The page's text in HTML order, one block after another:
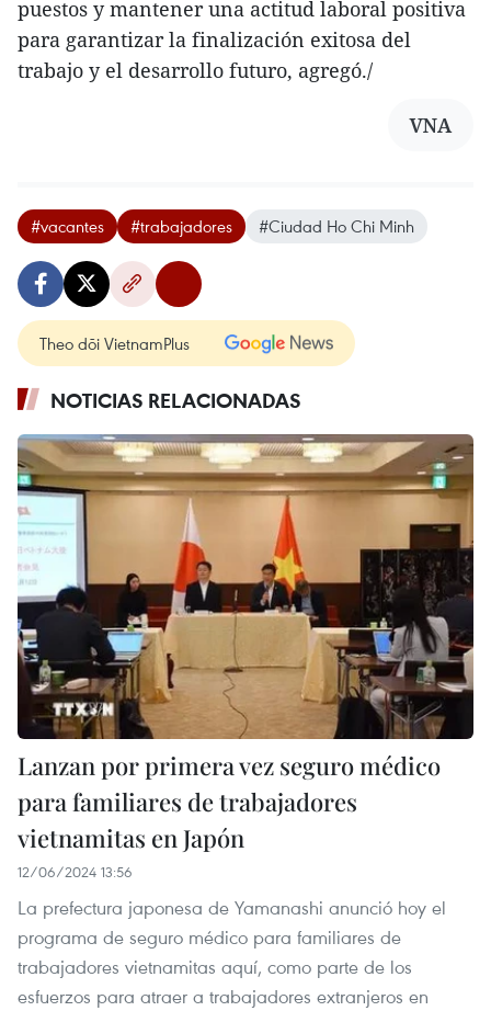
puestos y mantener una actitud laboral positiva
para garantizar la finalización exitosa del
trabajo y el desarrollo futuro, agregó./
VNA
#vacantes #trabajadores #Ciudad Ho Chi Minh
Theo dõi VietnamPlus
NOTICIAS RELACIONADAS
Lanzan por primera vez seguro médico
para familiares de trabajadores
vietnamitas en Japón
12/06/2024 13:56
La prefectura japonesa de Yamanashi anunció hoy el
programa de seguro médico para familiares de
trabajadores vietnamitas aquí, como parte de los
esfuerzos para atraer a trabajadores extranjeros en